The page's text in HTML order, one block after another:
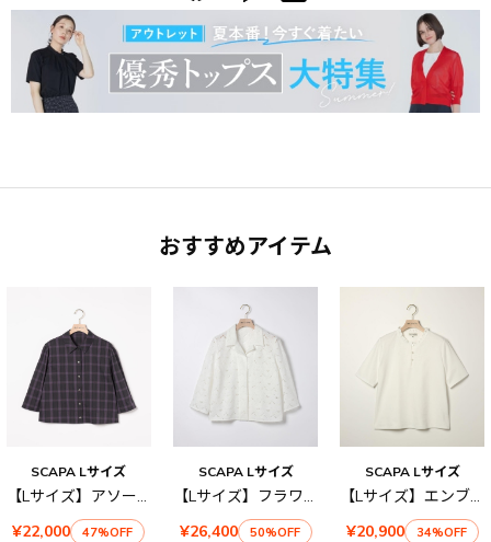
おすすめアイテム
SCAPA Lサイズ
【Lサイズ】アソートメッシュブラウス
¥22,000
47%OFF
SCAPA Lサイズ
【Lサイズ】フラワーレースブラウス
¥26,400
50%OFF
SCAPA Lサイズ
【Lサイズ】エンブロジャージ半袖カットソー
¥20,900
34%OFF